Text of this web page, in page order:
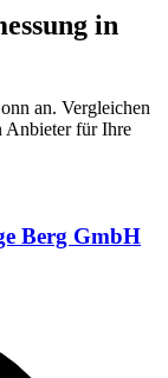
in
an. Vergleichen
Anbieter für Ihre
Berg GmbH